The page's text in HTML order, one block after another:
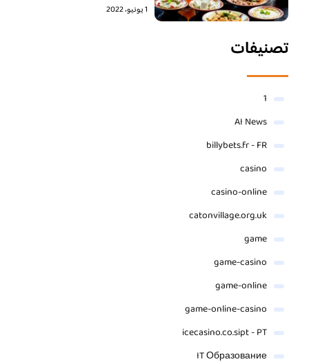
1 يونيو، 2022
تصنيفات
1
AI News
billybets.fr - FR
casino
casino-online
catonvillage.org.uk
game
game-casino
game-online
game-online-casino
icecasino.co.sipt - PT
IT Образование